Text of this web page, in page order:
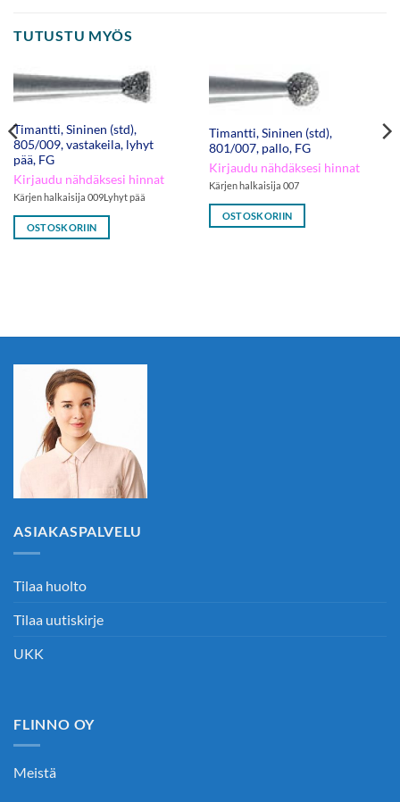
TUTUSTU MYÖS
Timantti, Sininen (std),
805/009, vastakeila, lyhyt
pää, FG
Kirjaudu nähdäksesi hinnat
Kärjen halkaisija 009Lyhyt pää
OSTOSKORIIN
Timantti, Sininen (std),
801/007, pallo, FG
Kirjaudu nähdäksesi hinnat
Kärjen halkaisija 007
OSTOSKORIIN
ASIAKASPALVELU
Tilaa huolto
Tilaa uutiskirje
UKK
FLINNO OY
Meistä